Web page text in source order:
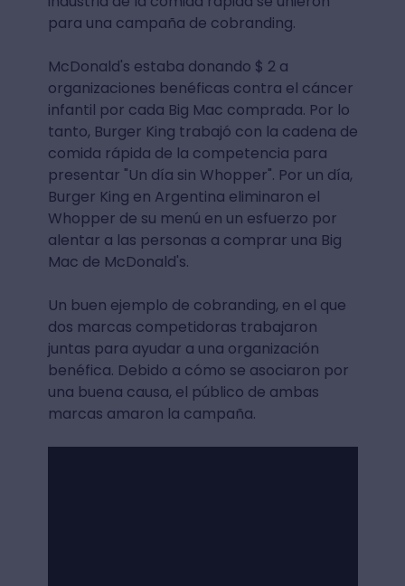
para una campaña de cobranding.
McDonald's estaba donando $ 2 a
organizaciones benéficas contra el cáncer
infantil por cada Big Mac comprada. Por lo
tanto, Burger King trabajó con la cadena de
comida rápida de la competencia para
presentar "Un día sin Whopper". Por un día,
Burger King en Argentina eliminaron el
Whopper de su menú en un esfuerzo por
alentar a las personas a comprar una Big
Mac de McDonald's.
Un buen ejemplo de cobranding, en el que
dos marcas competidoras trabajaron
juntas para ayudar a una organización
benéfica. Debido a cómo se asociaron por
una buena causa, el público de ambas
marcas amaron la campaña.